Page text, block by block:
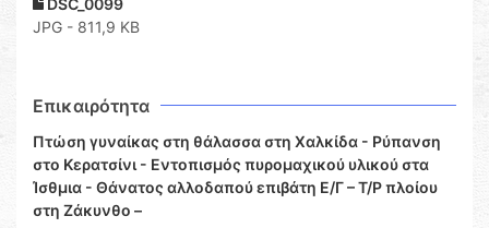
DSC_0099
JPG - 811,9 KB
Επικαιρότητα
Πτώση γυναίκας στη θάλασσα στη Χαλκίδα - Ρύπανση
στο Κερατσίνι - Εντοπισμός πυρομαχικού υλικού στα
Ίσθμια - Θάνατος αλλοδαπού επιβάτη Ε/Γ – Τ/Ρ πλοίου
στη Ζάκυνθο –